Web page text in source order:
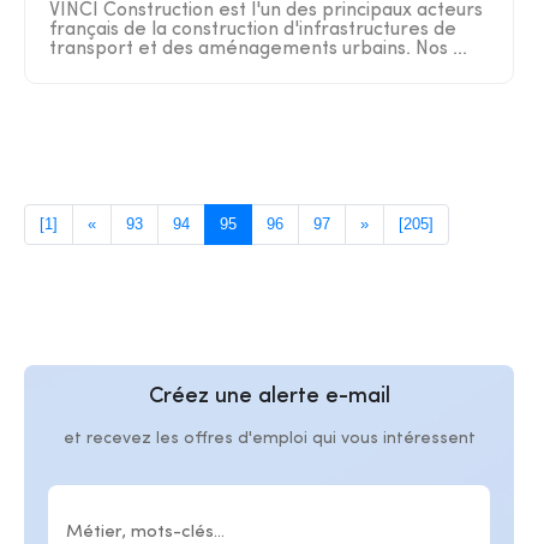
VINCI Construction est l'un des principaux acteurs
français de la construction d'infrastructures de
transport et des aménagements urbains. Nos ...
[1] « 93 94 95 96 97 » [205]
Créez une alerte e-mail
et recevez les offres d'emploi qui vous intéressent